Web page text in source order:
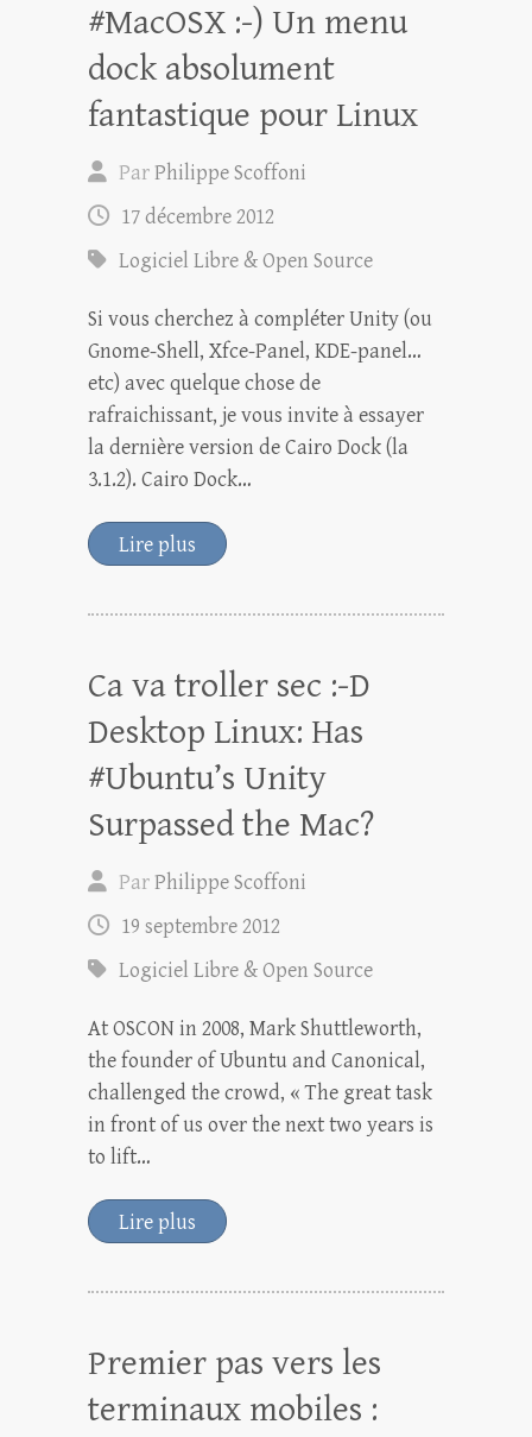
#MacOSX :-) Un menu
dock absolument
fantastique pour Linux
ParPhilippe Scoffoni
17 décembre 2012
Logiciel Libre & Open Source
Si vous cherchez à compléter Unity (ou
Gnome-Shell, Xfce-Panel, KDE-panel…
etc) avec quelque chose de
rafraichissant, je vous invite à essayer
la dernière version de Cairo Dock (la
3.1.2). Cairo Dock…
Lire plus
Ca va troller sec :-D
Desktop Linux: Has
#Ubuntu’s Unity
Surpassed the Mac?
ParPhilippe Scoffoni
19 septembre 2012
Logiciel Libre & Open Source
At OSCON in 2008, Mark Shuttleworth,
the founder of Ubuntu and Canonical,
challenged the crowd, « The great task
in front of us over the next two years is
to lift…
Lire plus
Premier pas vers les
terminaux mobiles :